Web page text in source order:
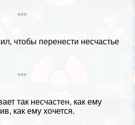
***
чтобы перенести несчастье
***
так несчастен, как ему
как ему хочется.